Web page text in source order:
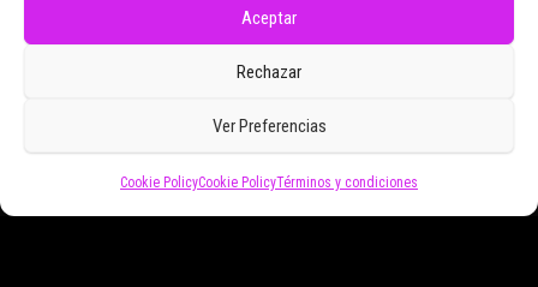
Aceptar
Rechazar
Ver Preferencias
Cookie PolicyCookie PolicyTérminos y condiciones
electrónicos promocionales de Zoomdestinos.es
Funciona gracias aWordPress |Tema:Envo Magazine